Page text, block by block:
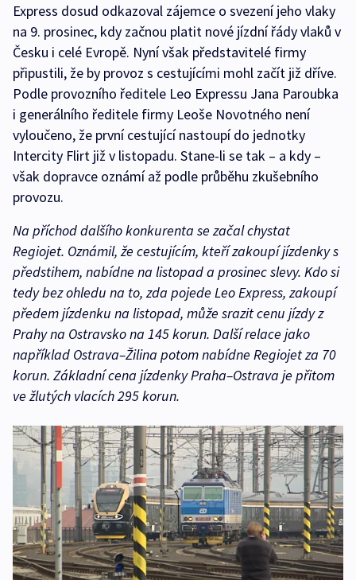
Express dosud odkazoval zájemce o svezení jeho vlaky
na 9. prosinec, kdy začnou platit nové jízdní řády vlaků v
Česku i celé Evropě. Nyní však představitelé firmy
připustili, že by provoz s cestujícími mohl začít již dříve.
Podle provozního ředitele Leo Expressu Jana Paroubka
i generálního ředitele firmy Leoše Novotného není
vyloučeno, že první cestující nastoupí do jednotky
Intercity Flirt již v listopadu. Stane-li se tak – a kdy –
však dopravce oznámí až podle průběhu zkušebního
provozu.
Na příchod dalšího konkurenta se začal chystat
Regiojet. Oznámil, že cestujícím, kteří zakoupí jízdenky s
předstihem, nabídne na listopad a prosinec slevy. Kdo si
tedy bez ohledu na to, zda pojede Leo Express, zakoupí
předem jízdenku na listopad, může srazit cenu jízdy z
Prahy na Ostravsko na 145 korun. Další relace jako
například Ostrava–Žilina potom nabídne Regiojet za 70
korun. Základní cena jízdenky Praha–Ostrava je přitom
ve žlutých vlacích 295 korun.